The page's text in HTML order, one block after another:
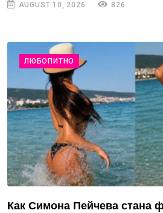
AUGUST 10, 2026 826
ЛЮБОПИТНО
Как Симона Пейчева стана